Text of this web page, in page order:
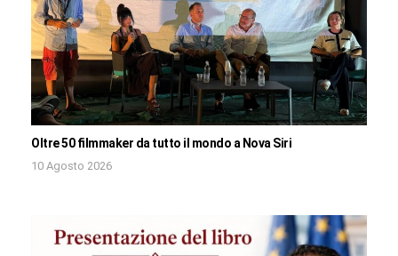
Oltre 50 filmmaker da tutto il mondo a Nova Siri
10 Agosto 2026